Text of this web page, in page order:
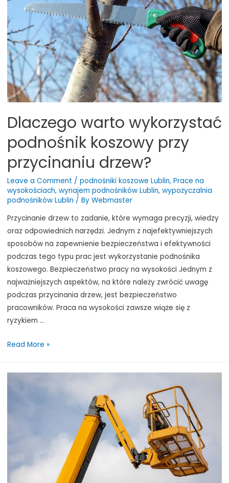
Dlaczego warto wykorzystać
podnośnik koszowy przy
przycinaniu drzew?
Leave a Comment / podnośniki koszowe Lublin, Prace na
wysokościach, wynajem podnośników Lublin, wypożyczalnia
podnośników Lublin / By Webmaster
Przycinanie drzew to zadanie, które wymaga precyzji, wiedzy
oraz odpowiednich narzędzi. Jednym z najefektywniejszych
sposobów na zapewnienie bezpieczeństwa i efektywności
podczas tego typu prac jest wykorzystanie podnośnika
koszowego. Bezpieczeństwo pracy na wysokości Jednym z
najważniejszych aspektów, na które należy zwrócić uwagę
podczas przycinania drzew, jest bezpieczeństwo
pracowników. Praca na wysokości zawsze wiąże się z
ryzykiem …
Dlaczego
Read More »